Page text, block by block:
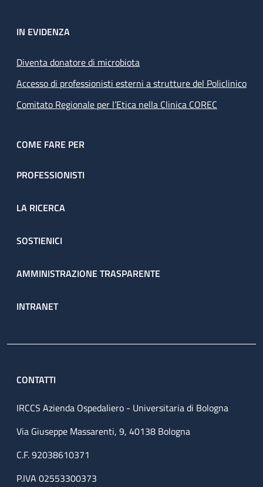
IN EVIDENZA
Diventa donatore di microbiota
Accesso di professionisti esterni a strutture del Policlinico
Comitato Regionale per l’Etica nella Clinica COREC
COME FARE PER
PROFESSIONISTI
LA RICERCA
SOSTIENICI
AMMINISTRAZIONE TRASPARENTE
INTRANET
CONTATTI
IRCCS Azienda Ospedaliero - Universitaria di Bologna
Via Giuseppe Massarenti, 9, 40138 Bologna
C.F. 92038610371
P.IVA 02553300373